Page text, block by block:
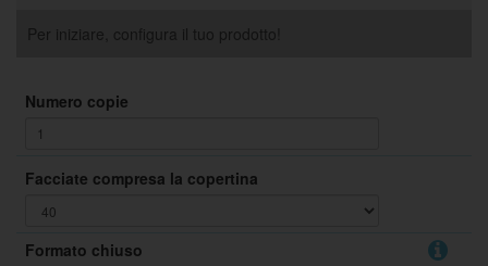
Per iniziare, configura il tuo prodotto!
Numero copie
Facciate compresa la copertina
Formato chiuso